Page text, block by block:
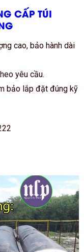
CẤP TÚI
cao, bảo hành dài
yêu cầu.
bảo lắp đặt đúng kỹ